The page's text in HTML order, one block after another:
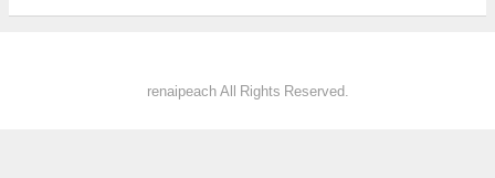
renaipeach All Rights Reserved.